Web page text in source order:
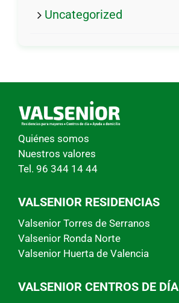
Uncategorized
Quiénes somos
Nuestros valores
Tel. 96 344 14 44
VALSENIOR RESIDENCIAS
Valsenior Torres de Serranos
Valsenior Ronda Norte
Valsenior Huerta de Valencia
VALSENIOR CENTROS DE DÍA